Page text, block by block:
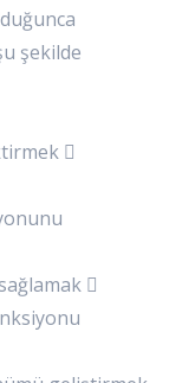
şekilde

